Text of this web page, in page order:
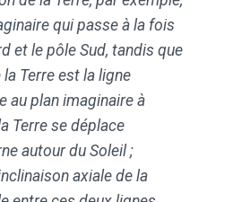
qui passe à la fois
et le pôle Sud, tandis que
Terre est la ligne
au plan imaginaire à
Terre se déplace
autour du Soleil ;
axiale de la